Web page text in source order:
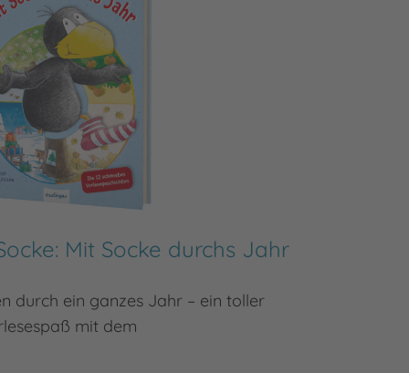
Mit Socke durchs Jahr
durch ein ganzes Jahr – ein toller
mit dem